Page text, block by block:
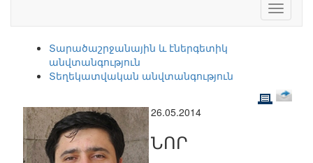
Տարածաշրջանային և էներգետիկ
անվտանգություն
Տեղեկատվական անվտանգություն
26.05.2014
ՆՈՐ